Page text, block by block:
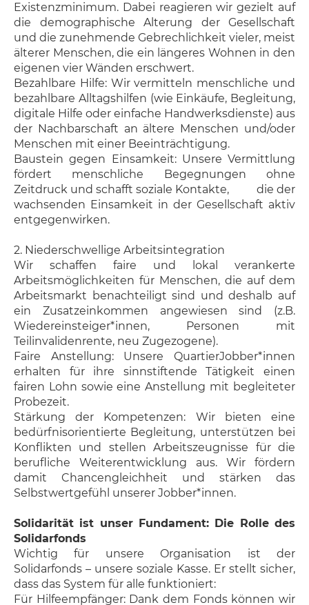
Existenzminimum. Dabei reagieren wir gezielt auf
die demographische Alterung der Gesellschaft
und die zunehmende Gebrechlichkeit vieler, meist
älterer Menschen, die ein längeres Wohnen in den
eigenen vier Wänden erschwert.
Bezahlbare Hilfe: Wir vermitteln menschliche und
bezahlbare Alltagshilfen (wie Einkäufe, Begleitung,
digitale Hilfe oder einfache Handwerksdienste) aus
der Nachbarschaft an ältere Menschen und/oder
Menschen mit einer Beeinträchtigung.
Baustein gegen Einsamkeit: Unsere Vermittlung
fördert menschliche Begegnungen ohne
Zeitdruck und schafft soziale Kontakte, die der
wachsenden Einsamkeit in der Gesellschaft aktiv
entgegenwirken.
2. Niederschwellige Arbeitsintegration
Wir schaffen faire und lokal verankerte
Arbeitsmöglichkeiten für Menschen, die auf dem
Arbeitsmarkt benachteiligt sind und deshalb auf
ein Zusatzeinkommen angewiesen sind (z.B.
Wiedereinsteiger*innen, Personen mit
Teilinvalidenrente, neu Zugezogene).
Faire Anstellung: Unsere QuartierJobber*innen
erhalten für ihre sinnstiftende Tätigkeit einen
fairen Lohn sowie eine Anstellung mit begleiteter
Probezeit.
Stärkung der Kompetenzen: Wir bieten eine
bedürfnisorientierte Begleitung, unterstützen bei
Konflikten und stellen Arbeitszeugnisse für die
berufliche Weiterentwicklung aus. Wir fördern
damit Chancengleichheit und stärken das
Selbstwertgefühl unserer Jobber*innen.
Solidarität ist unser Fundament: Die Rolle des
Solidarfonds
Wichtig für unsere Organisation ist der
Solidarfonds – unsere soziale Kasse. Er stellt sicher,
dass das System für alle funktioniert:
Für Hilfeempfänger: Dank dem Fonds können wir